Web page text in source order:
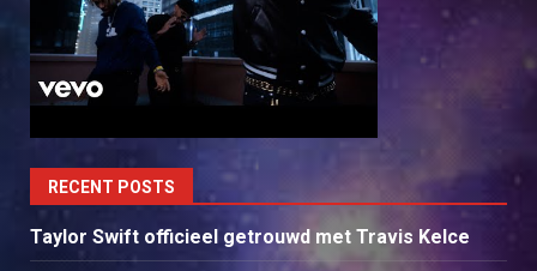
RECENT POSTS
Taylor Swift officieel getrouwd met Travis Kelce